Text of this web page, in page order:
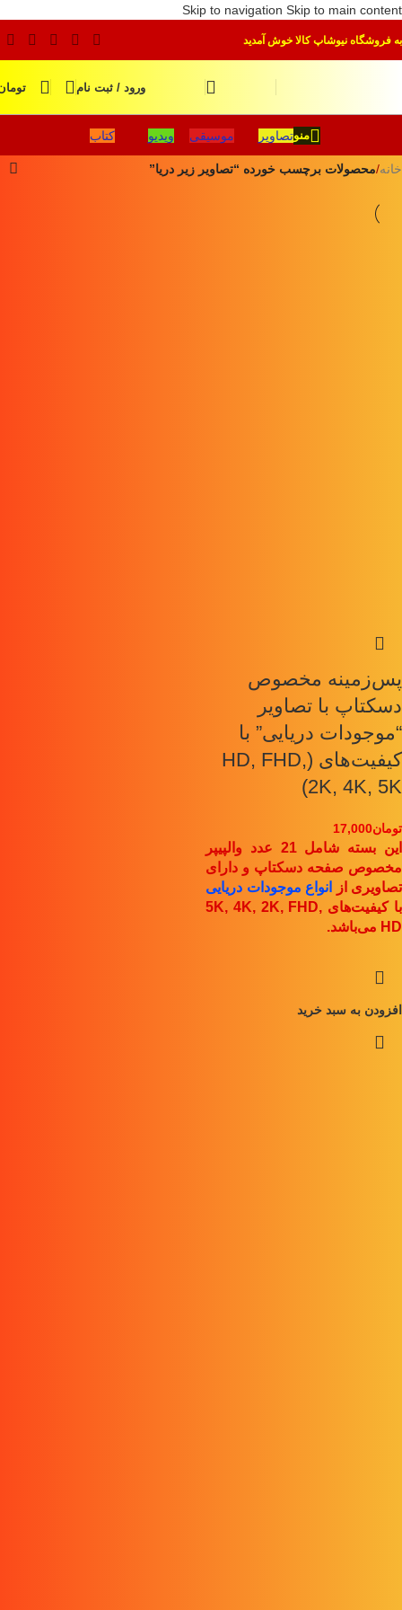
Skip to navigation Skip to main content
به فروشگاه نیوشاپ کالا خوش آمدید
ورود / ثبت نام
منوتصاویر موسیقی ویدیو کتاب
خانه/محصولات برچسب خورده “تصاویر زیر دریا”
پس‌زمینه مخصوص
دسکتاپ با تصاویر
“موجودات دریایی” با
کیفیت‌های (HD, FHD,
2K, 4K, 5K)
تومان17,000
این بسته شامل 21 عدد والپیپر
مخصوص صفحه دسکتاپ و دارای
تصاویری از
انواع موجودات دریایی
با کیفیت‌های 5K, 4K, 2K, FHD,
HD می‌باشد.
افزودن به سبد خرید